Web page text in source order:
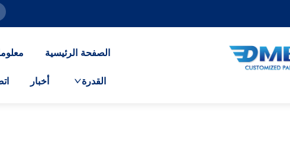
الصفحة الرئيسية
القدرة أخبار